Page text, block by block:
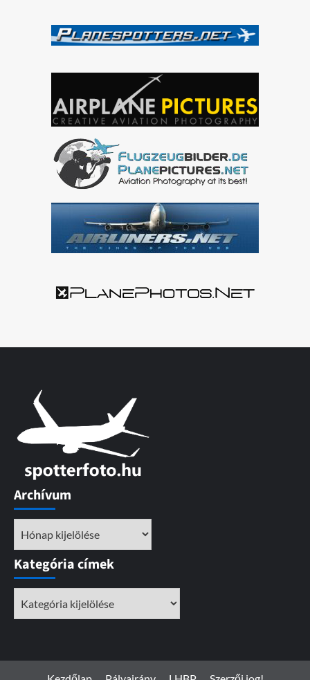
Archívum
Kategória címek